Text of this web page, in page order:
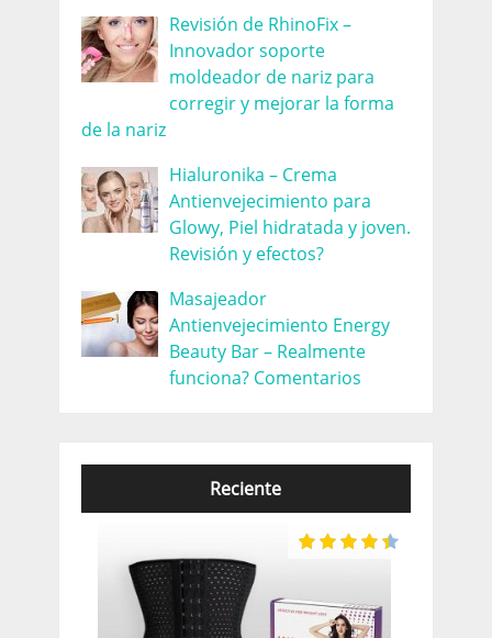
Revisión de RhinoFix –
Innovador soporte
moldeador de nariz para
corregir y mejorar la forma
de la nariz
Hialuronika – Crema
Antienvejecimiento para
Glowy, Piel hidratada y joven.
Revisión y efectos?
Masajeador
Antienvejecimiento Energy
Beauty Bar – Realmente
funciona? Comentarios
Reciente